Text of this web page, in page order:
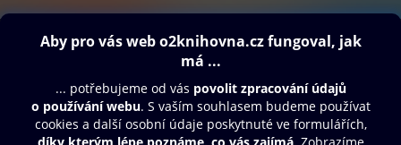
Obsah ke stažení
Další zábava